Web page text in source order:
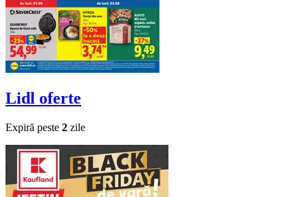
Lidl oferte
Expiră peste 2 zile